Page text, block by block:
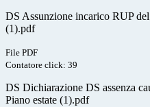
DS Assunzione incarico RUP
(1).pdf
File PDF
Contatore click: 39
DS Dichiarazione DS assenza
Piano estate (1).pdf